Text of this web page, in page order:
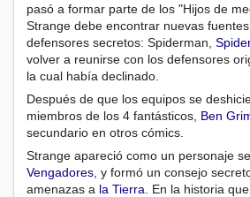
pasó a formar parte de los "Hijos de
Strange debe encontrar nuevas
defensores secretos: Spiderman,
volver a reunirse con los defensores
la cual había declinado.
Después de que los equipos se
miembros de los 4 fantásticos, Ben
secundario en otros cómics.
Strange apareció como un personaje
Vengadores , y formó un consejo
amenazas a la Tierra . En la historia